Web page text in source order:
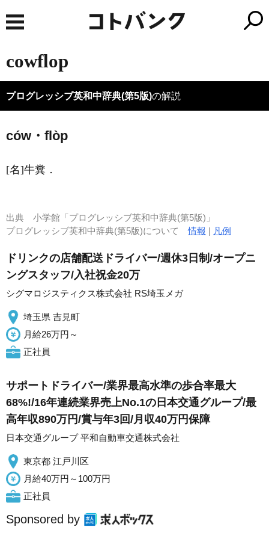
cowflop
プログレッシブ英和中辞典(第5版)の解説
ców・flòp
[名]牛糞 ．
出典 小学館「プログレッシブ英和中辞典(第5版)」
プログレッシブ英和中辞典(第5版)について情報 | 凡例
ドリンクの店舗配送ドライバー/週休3日制/オープニ
ングスタッフ/入社祝金20万
シグマロジスティクス株式会社 RS埼玉メガ
埼玉県 吉見町
月給26万円～
正社員
サポートドライバー/業界最高水準の歩合率最大
68%!/16年連続業界売上No.1の日本交通グループ/最
高年収890万円/賞与年3回/月収40万円保障
日本交通グループ 平和自動車交通株式会社
東京都 江戸川区
月給40万円～100万円
正社員
Sponsored by